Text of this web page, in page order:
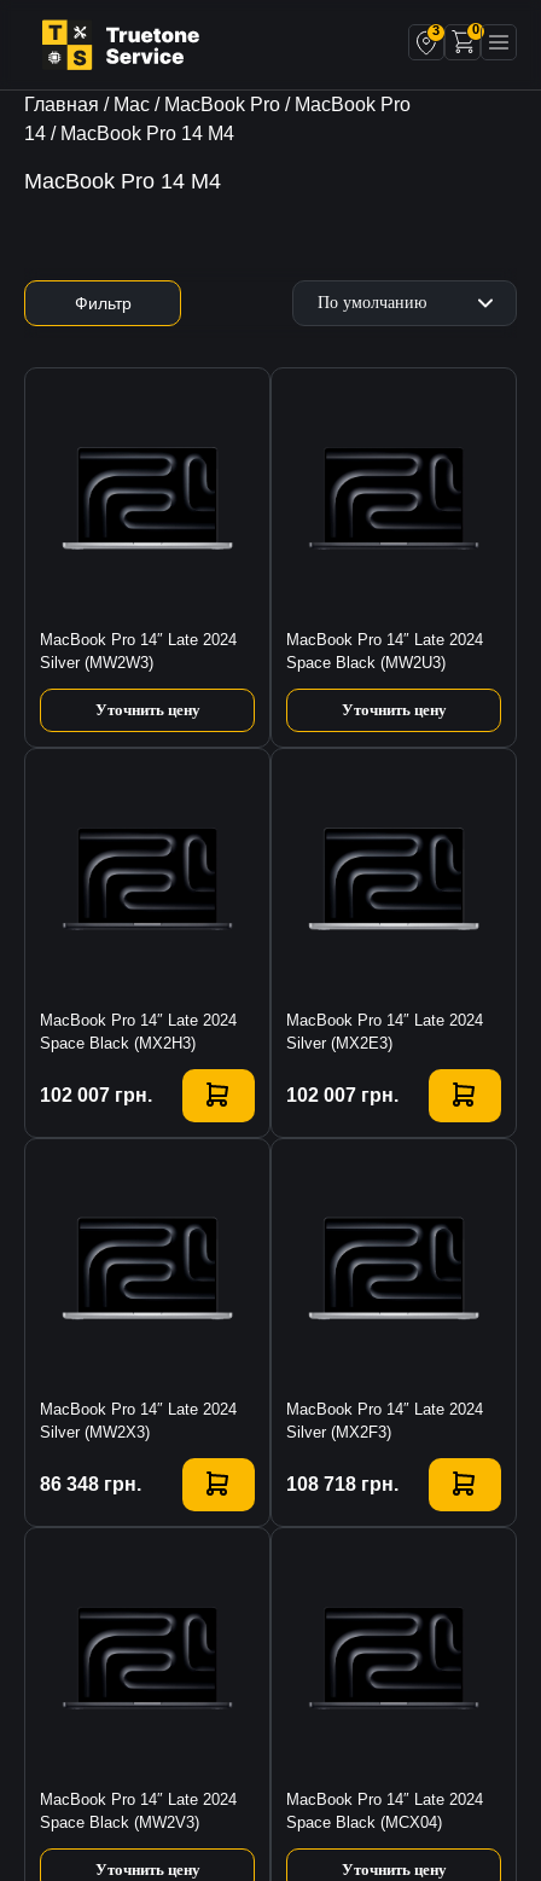
3 0
Главная / Mac / MacBook Pro / MacBook Pro
14 / MacBook Pro 14 M4
MacBook Pro 14 M4
Фильтр
MacBook Pro 14″ Late 2024
Silver (MW2W3)
Уточнить цену
MacBook Pro 14″ Late 2024
Space Black (MW2U3)
Уточнить цену
MacBook Pro 14″ Late 2024
Space Black (MX2H3)
102 007 грн.
Купить
MacBook Pro 14″ Late 2024
Silver (MX2E3)
102 007 грн.
Купить
MacBook Pro 14″ Late 2024
Silver (MW2X3)
86 348 грн.
Купить
MacBook Pro 14″ Late 2024
Silver (MX2F3)
108 718 грн.
Купить
MacBook Pro 14″ Late 2024
Space Black (MW2V3)
Уточнить цену
MacBook Pro 14″ Late 2024
Space Black (MCX04)
Уточнить цену